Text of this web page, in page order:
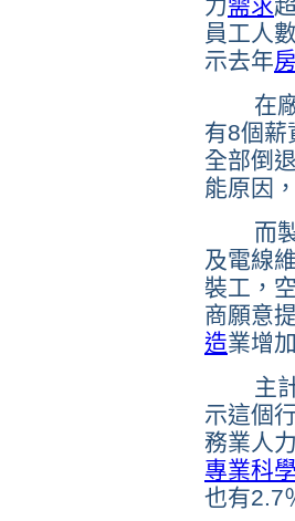
員工人
示去年
在廠
有8個薪
全部倒
能原因
而製
及電線
裝工，
商願意
造業增
主計
示這個
務業人
專業科學
也有2.7